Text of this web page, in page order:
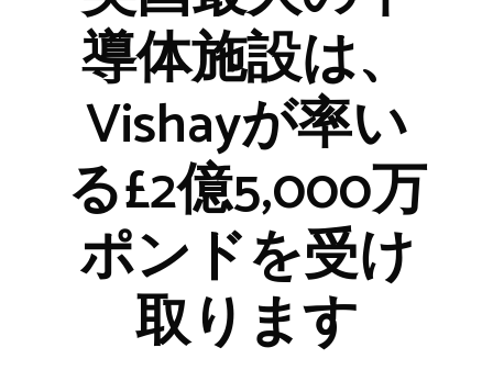
導体施設は、
Vishayが率い
る£2億5,000万
ポンドを受け
取ります